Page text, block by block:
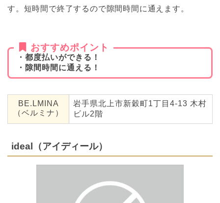
す。短時間で終了するので隙間時間に通えます。
おすすめポイント
・都度払いができる！
・隙間時間に通える！
BE.LMINA
（ベルミナ）
岩手県北上市新穀町1丁目4-13 木村
ビル2階
ideal（アイディール）